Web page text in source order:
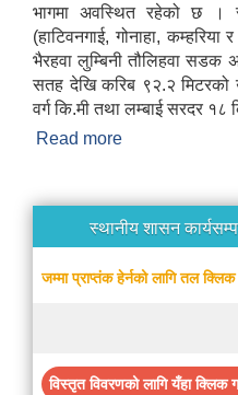
भागमा अवस्थित रहेको छ ।
(हाटिवनगाई, गोनाहा,
भैरहवा लुम्बिनी तौलिहवा सडक
सतह देखि करिब ९२.२
वर्ग कि.मी तथा लम्बाई सरदर १८
Read more
स्थानीय शासन
जम्मा प्राप्तंक हेर्नको लागि तल क्लिक
विस्तृत विवरणको लागि यँहा क्लिक